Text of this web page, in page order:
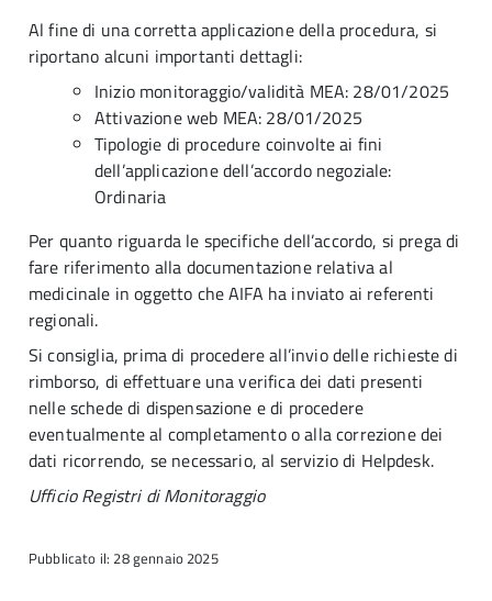
Al fine di una corretta applicazione della procedura, si
riportano alcuni importanti dettagli:
Inizio monitoraggio/validità MEA: 28/01/2025
Attivazione web MEA: 28/01/2025
Tipologie di procedure coinvolte ai fini
dell’applicazione dell’accordo negoziale:
Ordinaria
Per quanto riguarda le specifiche dell’accordo, si prega di
fare riferimento alla documentazione relativa al
medicinale in oggetto che AIFA ha inviato ai referenti
regionali.
Si consiglia, prima di procedere all’invio delle richieste di
rimborso, di effettuare una verifica dei dati presenti
nelle schede di dispensazione e di procedere
eventualmente al completamento o alla correzione dei
dati ricorrendo, se necessario, al servizio di Helpdesk.
Ufficio Registri di Monitoraggio
Pubblicato il: 28 gennaio 2025